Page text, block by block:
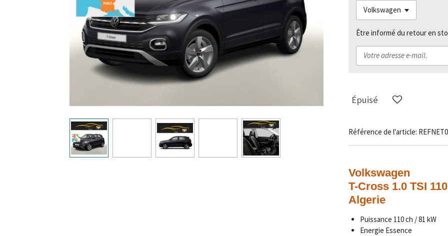
Être informé du retour en
Épuisé
Référence de l'article:
Volkswagen
T-Cross 1.0 TSI
Algerie
Puissance 110 ch / 81 kW
Energie Essence